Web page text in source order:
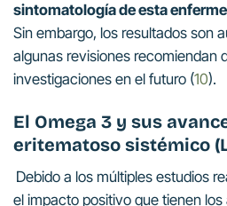
sintomatología de esta
Sin embargo, los resultados son
algunas revisiones recomiendan
investigaciones en el futuro (10).
El Omega 3 y sus
eritematoso sistémico
Debido a los múltiples estudios
el impacto positivo que tienen